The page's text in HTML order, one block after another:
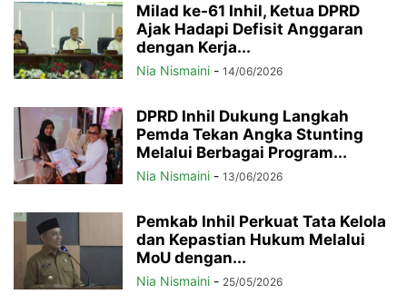
Milad ke-61 Inhil, Ketua DPRD
Ajak Hadapi Defisit Anggaran
dengan Kerja...
Nia Nismaini - 14/06/2026
DPRD Inhil Dukung Langkah
Pemda Tekan Angka Stunting
Melalui Berbagai Program...
Nia Nismaini - 13/06/2026
Pemkab Inhil Perkuat Tata Kelola
dan Kepastian Hukum Melalui
MoU dengan...
Nia Nismaini - 25/05/2026